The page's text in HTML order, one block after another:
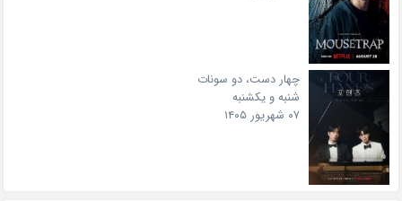
چهار دست، دو سونات
شنبه و یکشنبه
۰۷ شهریور ۱۴۰۵